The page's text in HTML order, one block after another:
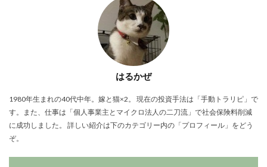
はるかぜ
1980年生まれの40代中年。嫁と猫×2。 現在の投資手法は「手動トラリピ」で
す。また、仕事は「個人事業主とマイクロ法人の二刀流」で社会保険料削減
に成功しました。 詳しい紹介は下のカテゴリー内の「プロフィール」をどう
ぞ。